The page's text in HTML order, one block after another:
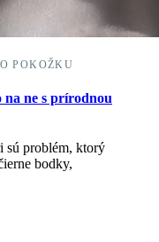
POKOŽKU
na ne s prírodnou
sú problém, ktorý
bodky,